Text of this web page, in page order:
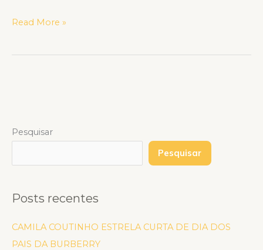
Read More »
Pesquisar
Pesquisar
Posts recentes
CAMILA COUTINHO ESTRELA CURTA DE DIA DOS
PAIS DA BURBERRY